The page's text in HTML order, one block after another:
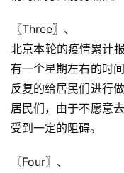
〖Three〗、
北京本轮的疫情累计
有一个星期左右的时
反复的给居民们进行
居民们，由于不愿意
受到一定的阻碍。
〖Four〗、